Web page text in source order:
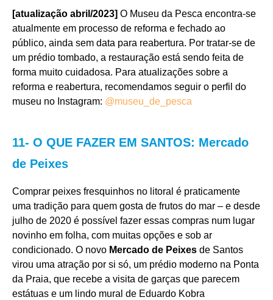
[atualização abril/2023] O Museu da Pesca encontra-se
atualmente em processo de reforma e fechado ao
público, ainda sem data para reabertura. Por tratar-se de
um prédio tombado, a restauração está sendo feita de
forma muito cuidadosa. Para atualizações sobre a
reforma e reabertura, recomendamos seguir o perfil do
museu no Instagram: @museu_de_pesca
11- O QUE FAZER EM SANTOS: Mercado
de Peixes
Comprar peixes fresquinhos no litoral é praticamente
uma tradição para quem gosta de frutos do mar – e desde
julho de 2020 é possível fazer essas compras num lugar
novinho em folha, com muitas opções e sob ar
condicionado. O novo Mercado de Peixes de Santos
virou uma atração por si só, um prédio moderno na Ponta
da Praia, que recebe a visita de garças que parecem
estátuas e um lindo mural de Eduardo Kobra